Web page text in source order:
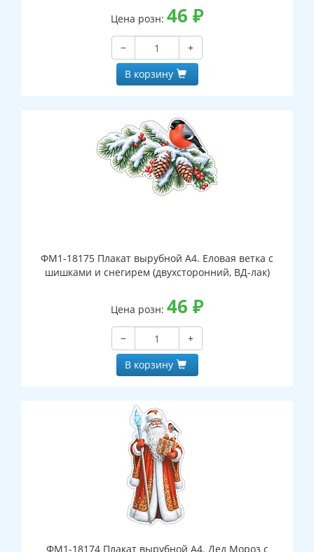
Цена розн: 46 ₽
−
+
В корзину
ФМ1-18175 Плакат вырубной А4. Еловая ветка с
шишками и снегирем (двухсторонний, ВД-лак)
Цена розн: 46 ₽
−
+
В корзину
ФМ1-18174 Плакат вырубной А4. Дед Мороз с